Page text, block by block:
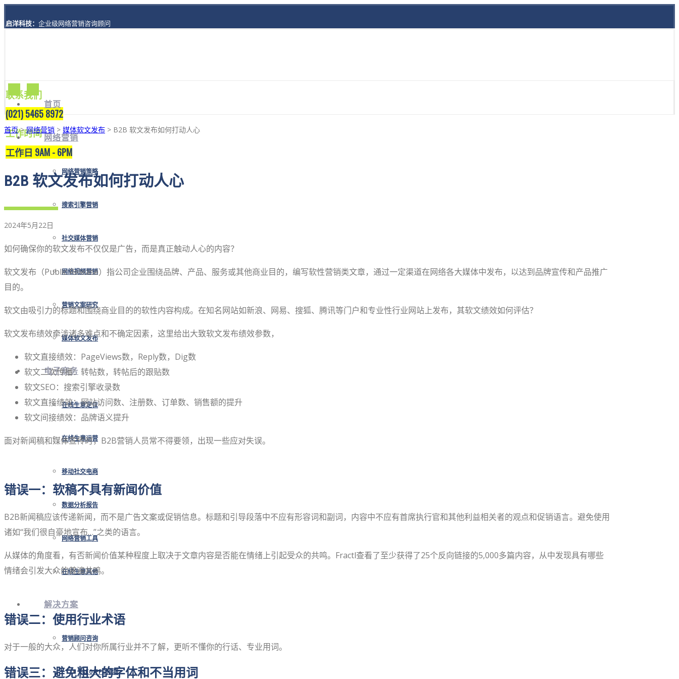
启洋科技： 企业级网络营销咨询顾问
联系我们
(021) 5465 8972
工作时间
工作日 9AM - 6PM
首页
网络营销
网络营销策略
搜索引擎营销
社交媒体营销
网络视频营销
营销文案研究
媒体软文发布
电子商务
在线生意定位
在线生意运营
移动社交电商
数据分析报告
网络营销工具
在线生意其他
解决方案
营销顾问咨询
SEO/PPC预测
首页>网络营销 > 媒体软文发布 > B2B 软文发布如何打动人心
B2B 软文发布如何打动人心
2024年5月22日
如何确保你的软文发布不仅仅是广告，而是真正触动人心的内容？
软文发布（Public Release）指公司企业围绕品牌、产品、服务或其他商业目的，编写软性营销类文章，通过一定渠道在网络各大媒体中发布，以达到品牌宣传和产品推广
目的。
软文由吸引力的标题和围绕商业目的的软性内容构成。在知名网站如新浪、网易、搜狐、腾讯等门户和专业性行业网站上发布，其软文绩效如何评估？
软文发布绩效牵涉诸多难点和不确定因素，这里给出大致软文发布绩效参数，
软文直接绩效：PageViews数，Reply数，Dig数
软文二次传播：转帖数，转帖后的跟贴数
软文SEO：搜索引擎收录数
软文直接绩效：网站访问数、注册数、订单数、销售额的提升
软文间接绩效：品牌语义提升
面对新闻稿和媒体宣传时，B2B营销人员常不得要领，出现一些应对失误。
错误一：软稿不具有新闻价值
B2B新闻稿应该传递新闻，而不是广告文案或促销信息。标题和引导段落中不应有形容词和副词，内容中不应有首席执行官和其他利益相关者的观点和促销语言。避免使用
诸如“我们很自豪地宣布…”之类的语言。
从媒体的角度看，有否新闻价值某种程度上取决于文章内容是否能在情绪上引起受众的共鸣。Fractl查看了至少获得了25个反向链接的5,000多篇内容，从中发现具有哪些
情绪会引发大众的普遍共鸣。
错误二：使用行业术语
对于一般的大众，人们对你所属行业并不了解，更听不懂你的行话、专业用词。
错误三：避免粗大的字体和不当用词